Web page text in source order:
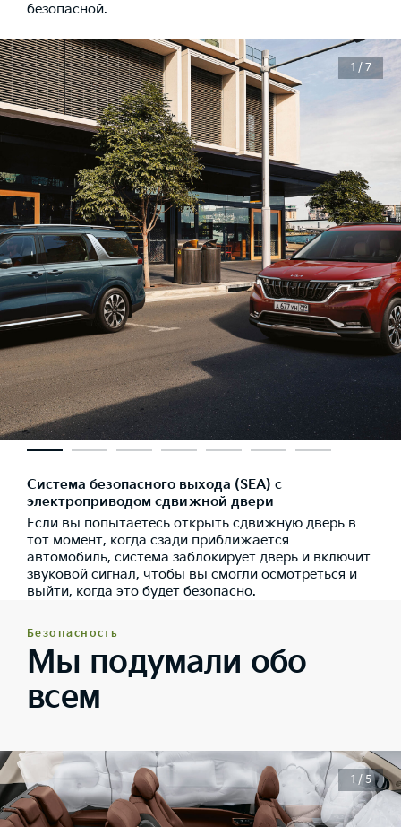
безопасной.
Система безопасного выхода (SEA) с
электроприводом сдвижной двери
Если вы попытаетесь открыть сдвижную дверь в
тот момент, когда сзади приближается
автомобиль, система заблокирует дверь и включит
звуковой сигнал, чтобы вы смогли осмотреться и
выйти, когда это будет безопасно.
1 / 7
Безопасность
Мы подумали обо
всем
1 / 5